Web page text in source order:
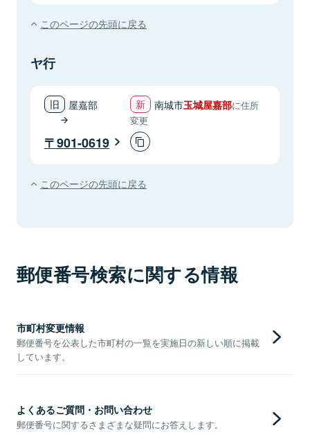
このページの先頭に戻る
ヤ行
屋嘉部 南城市玉城屋嘉部に住所
変更
901-0619
このページの先頭に戻る
郵便番号検索に関する情報
市町村変更情報
郵便番号を公表した市町村の一覧を実施日の新しい順に掲載
しています。
よくあるご質問・お問い合わせ
郵便番号に関するさまざまな疑問にお答えします。